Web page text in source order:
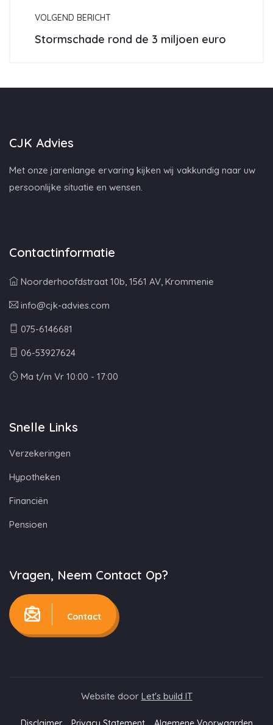
VOLGEND BERICHT
Stormschade rond de 3 miljoen euro
CJK Advies
Met onze jarenlange ervaring kijken wij vakkundig naar uw
persoonlijke situatie en wensen.
Contactinformatie
Noorderhoofdstraat 10b, 1561 AV, Krommenie
info@cjk-advies.com
075-6146681
06-53927624
Ma t/m Vr 10:00 - 17:00
Snelle Links
Verzekeringen
Hypotheken
Financiën
Pensioen
Vragen, Neem Contact Op?
Contact
Website door Let's build IT